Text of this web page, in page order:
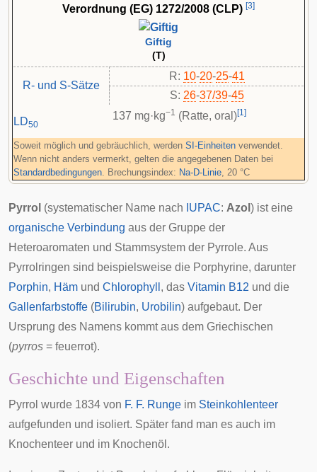
Verordnung (EG) 1272/2008 (CLP) [3]
Giftig
(T)
R- und S-Sätze
R: 10-20-25-41
S: 26-37/39-45
LD50
137 mg·kg−1 (Ratte, oral)[1]
Soweit möglich und gebräuchlich, werden SI-Einheiten verwendet.
Wenn nicht anders vermerkt, gelten die angegebenen Daten bei
Standardbedingungen. Brechungsindex: Na-D-Linie, 20 °C
Pyrrol (systematischer Name nach IUPAC: Azol ) ist eine
organische Verbindung aus der Gruppe der
Heteroaromaten und Stammsystem der Pyrrole. Aus
Pyrrolringen sind beispielsweise die Porphyrine, darunter
Porphin, Häm und Chlorophyll , das Vitamin B12 und die
Gallenfarbstoffe (Bilirubin, Urobilin) aufgebaut. Der
Ursprung des Namens kommt aus dem Griechischen
(pyrros = feuerrot).
Geschichte und Eigenschaften
Pyrrol wurde 1834 von F. F. Runge im Steinkohlenteer
aufgefunden und isoliert. Später fand man es auch im
Knochenteer und im Knochenöl .